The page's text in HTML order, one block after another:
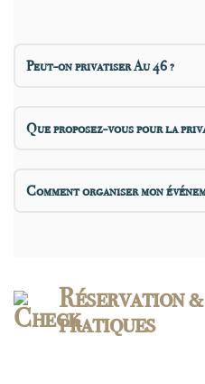
Peut-on privatiser Au 46 ?
Que proposez-vous pour la
Comment organiser mon
Réservation
pratiques